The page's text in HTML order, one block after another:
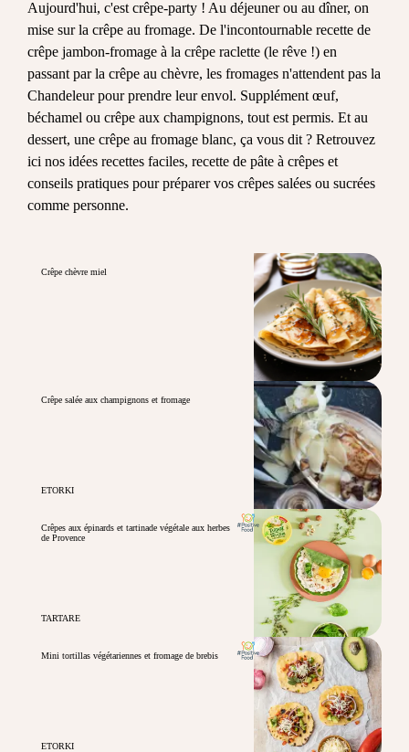
Aujourd'hui, c'est crêpe-party ! Au déjeuner ou au dîner, on
mise sur la crêpe au fromage. De l'incontournable recette de
crêpe jambon-fromage à la crêpe raclette (le rêve !) en
passant par la crêpe au chèvre, les fromages n'attendent pas la
Chandeleur pour prendre leur envol. Supplément œuf,
béchamel ou crêpe aux champignons, tout est permis. Et au
dessert, une crêpe au fromage blanc, ça vous dit ? Retrouvez
ici nos idées recettes faciles, recette de pâte à crêpes et
conseils pratiques pour préparer vos crêpes salées ou sucrées
comme personne.
Crêpe chèvre miel
Crêpe salée aux champignons et fromage
ETORKI
Crêpes aux épinards et tartinade végétale aux herbes
de Provence
TARTARE
Mini tortillas végétariennes et fromage de brebis
ETORKI